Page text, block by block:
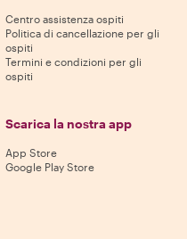
Centro assistenza ospiti
Politica di cancellazione per gli
ospiti
Termini e condizioni per gli
ospiti
Scarica la nostra app
App Store
Google Play Store